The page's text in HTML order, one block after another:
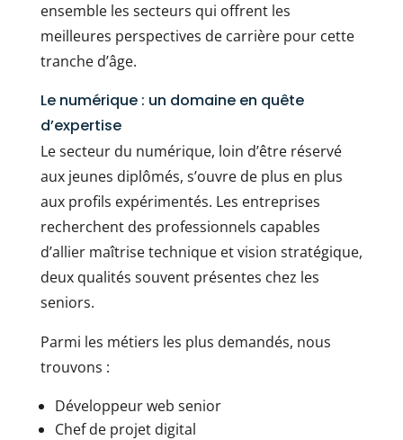
ensemble les secteurs qui offrent les
meilleures perspectives de carrière pour cette
tranche d’âge.
Le numérique : un domaine en quête
d’expertise
Le secteur du numérique, loin d’être réservé
aux jeunes diplômés, s’ouvre de plus en plus
aux profils expérimentés. Les entreprises
recherchent des professionnels capables
d’allier maîtrise technique et vision stratégique,
deux qualités souvent présentes chez les
seniors.
Parmi les métiers les plus demandés, nous
trouvons :
Développeur web senior
Chef de projet digital